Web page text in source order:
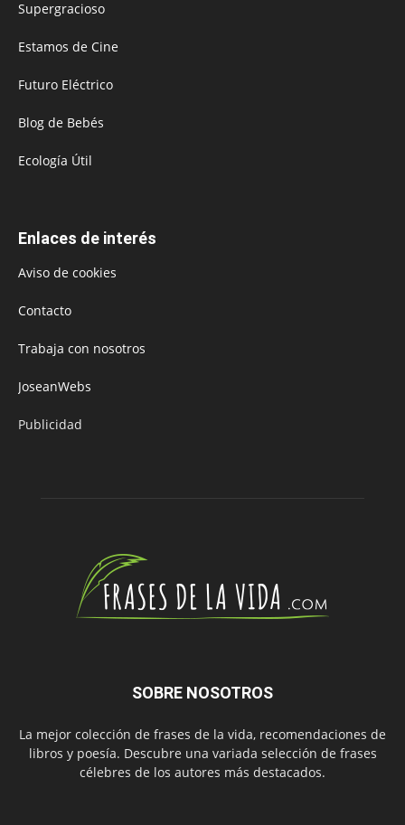
Supergracioso
Estamos de Cine
Futuro Eléctrico
Blog de Bebés
Ecología Útil
Enlaces de interés
Aviso de cookies
Contacto
Trabaja con nosotros
JoseanWebs
Publicidad
SOBRE NOSOTROS
La mejor colección de frases de la vida, recomendaciones de
libros y poesía. Descubre una variada selección de frases
célebres de los autores más destacados.